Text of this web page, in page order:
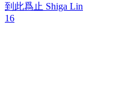
到此爲止 Shiga Lin
16